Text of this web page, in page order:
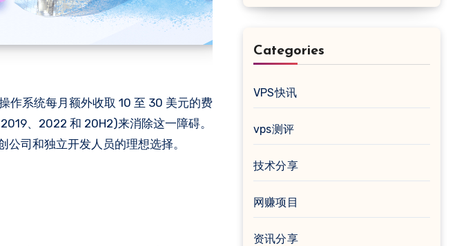
作系统每月额外收取 10 至 30 美元的费
、2022 和 20H2)来消除这一障碍。
司和独立开发人员的理想选择。
Categories
VPS快讯
vps测评
技术分享
网赚项目
资讯分享